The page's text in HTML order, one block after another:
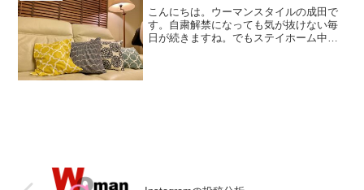
こんにちは。ウーマンスタイルの成田で
す。自粛解禁になっても気が抜けない毎
日が続きますね。でもステイホーム中、